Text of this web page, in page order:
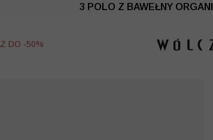
3 POLO Z BAWEŁNY
WYPRZEDAŻ DO -50% | DODATKOWE -
DO -50%